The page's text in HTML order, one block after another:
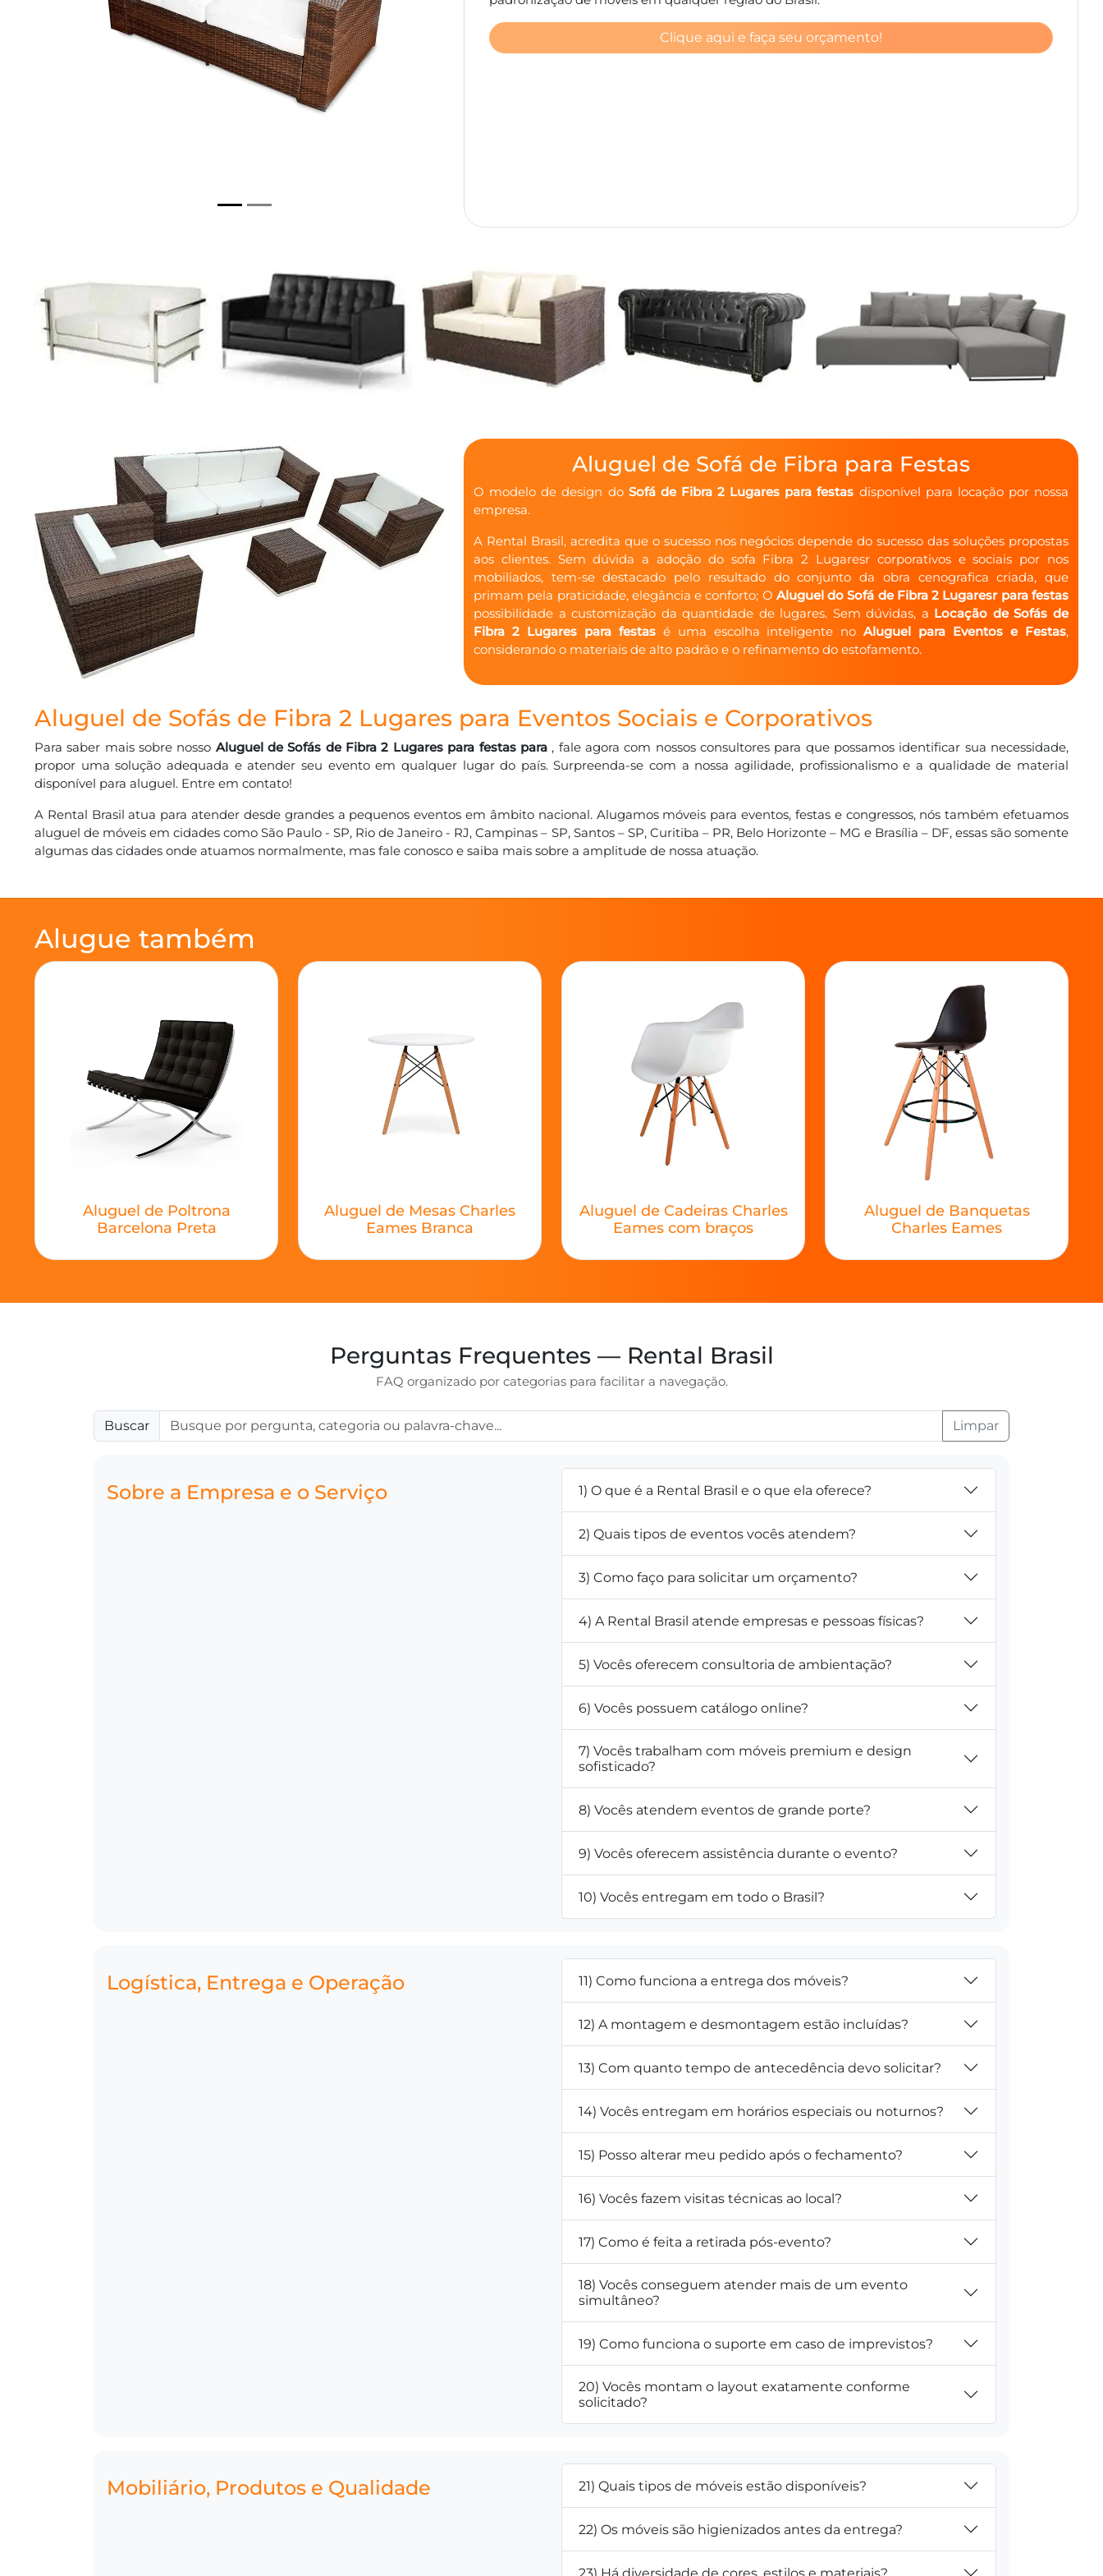
Clique aqui e faça seu orçamento!
Aluguel de Sofá de Fibra para Festas
O modelo de design do Sofá de Fibra 2 Lugares para festas disponível para locação por nossa
empresa.
A Rental Brasil, acredita que o sucesso nos negócios depende do sucesso das soluções propostas
aos clientes. Sem dúvida a adoção do sofa Fibra 2 Lugaresr corporativos e sociais por nos
mobiliados, tem-se destacado pelo resultado do conjunto da obra cenografica criada, que
primam pela praticidade, elegância e conforto; O Aluguel do Sofá de Fibra 2 Lugaresr para festas
possibilidade a customização da quantidade de lugares. Sem dúvidas, a Locação de Sofás de
Fibra 2 Lugares para festasé uma escolha inteligente noAluguel para Eventos e Festas,
considerando o materiais de alto padrão e o refinamento do estofamento.
Aluguel de Sofás de Fibra 2 Lugares para Eventos Sociais e Corporativos
Para saber mais sobre nosso Aluguel de Sofás de Fibra 2 Lugares para festas para , fale agora com nossos consultores para que possamos identificar sua necessidade,
propor uma solução adequada e atender seu evento em qualquer lugar do país. Surpreenda-se com a nossa agilidade, profissionalismo e a qualidade de material
disponível para aluguel. Entre em contato!
A Rental Brasil atua para atender desde grandes a pequenos eventos em âmbito nacional. Alugamos móveis para eventos, festas e congressos, nós também efetuamos
aluguel de móveis em cidades como São Paulo - SP, Rio de Janeiro - RJ, Campinas – SP, Santos – SP, Curitiba – PR, Belo Horizonte – MG e Brasília – DF, essas são somente
algumas das cidades onde atuamos normalmente, mas fale conosco e saiba mais sobre a amplitude de nossa atuação.
Alugue também
Aluguel de Poltrona
Barcelona Preta
Aluguel de Mesas Charles
Eames Branca
Aluguel de Cadeiras Charles
Eames com braços
Aluguel de Banquetas
Charles Eames
Perguntas Frequentes — Rental Brasil
FAQ organizado por categorias para facilitar a navegação.
Buscar Limpar
Sobre a Empresa e o Serviço 1) O que é a Rental Brasil e o que ela oferece?
2) Quais tipos de eventos vocês atendem?
3) Como faço para solicitar um orçamento?
4) A Rental Brasil atende empresas e pessoas físicas?
5) Vocês oferecem consultoria de ambientação?
6) Vocês possuem catálogo online?
7) Vocês trabalham com móveis premium e design
sofisticado?
8) Vocês atendem eventos de grande porte?
9) Vocês oferecem assistência durante o evento?
10) Vocês entregam em todo o Brasil?
Logística, Entrega e Operação 11) Como funciona a entrega dos móveis?
12) A montagem e desmontagem estão incluídas?
13) Com quanto tempo de antecedência devo solicitar?
14) Vocês entregam em horários especiais ou noturnos?
15) Posso alterar meu pedido após o fechamento?
16) Vocês fazem visitas técnicas ao local?
17) Como é feita a retirada pós-evento?
18) Vocês conseguem atender mais de um evento
simultâneo?
19) Como funciona o suporte em caso de imprevistos?
20) Vocês montam o layout exatamente conforme
solicitado?
Mobiliário, Produtos e Qualidade 21) Quais tipos de móveis estão disponíveis?
22) Os móveis são higienizados antes da entrega?
23) Há diversidade de cores, estilos e materiais?